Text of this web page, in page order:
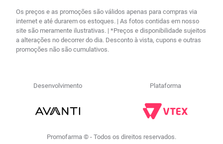
Os preços e as promoções são válidos apenas para compras via
internet e até durarem os estoques. | As fotos contidas em nosso
site são meramente ilustrativas. | *Preços e disponibilidade sujeitos
a alterações no decorrer do dia. Desconto à vista, cupons e outras
promoções não são cumulativos.
Desenvolvimento Plataforma
Promofarma © - Todos os direitos reservados.